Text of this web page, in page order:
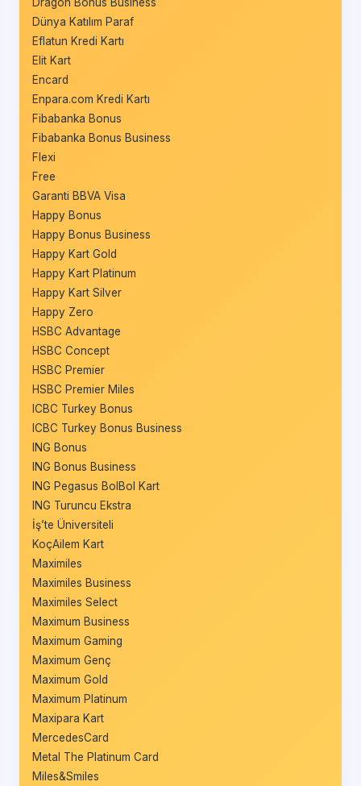
Dragon Bonus Business
Dünya Katılım Paraf
Eflatun Kredi Kartı
Elit Kart
Encard
Enpara.com Kredi Kartı
Fibabanka Bonus
Fibabanka Bonus Business
Flexi
Free
Garanti BBVA Visa
Happy Bonus
Happy Bonus Business
Happy Kart Gold
Happy Kart Platinum
Happy Kart Silver
Happy Zero
HSBC Advantage
HSBC Concept
HSBC Premier
HSBC Premier Miles
ICBC Turkey Bonus
ICBC Turkey Bonus Business
ING Bonus
ING Bonus Business
ING Pegasus BolBol Kart
ING Turuncu Ekstra
İş’te Üniversiteli
KoçAilem Kart
Maximiles
Maximiles Business
Maximiles Select
Maximum Business
Maximum Gaming
Maximum Genç
Maximum Gold
Maximum Platinum
Maxipara Kart
MercedesCard
Metal The Platinum Card
Miles&Smiles